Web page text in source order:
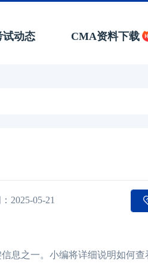
动态 CMA资料下载
2025-05-21
息之一。小编将详细说明如何